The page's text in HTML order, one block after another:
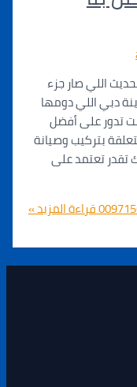
جزء
دومها
أفضل
وصيانة
على
المزيد »